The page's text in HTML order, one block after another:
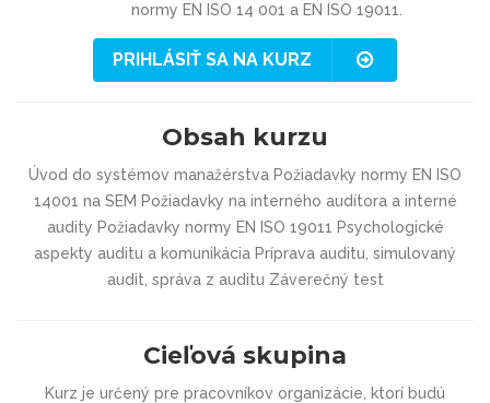
normy EN ISO 14 001 a EN ISO 19011.
PRIHLÁSIŤ SA NA KURZ
Obsah kurzu
Úvod do systémov manažérstva Požiadavky normy EN ISO
14001 na SEM Požiadavky na interného audítora a interné
audity Požiadavky normy EN ISO 19011 Psychologické
aspekty auditu a komunikácia Príprava auditu, simulovaný
audit, správa z auditu Záverečný test
Cieľová skupina
Kurz je určený pre pracovníkov organizácie, ktorí budú